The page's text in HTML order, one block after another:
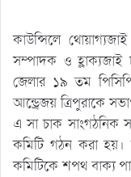
কাউন্সিলে
সম্পাদক ও হ্লাক্যজাই
জেলার ১৯ তম
আন্ড্রেজয় ত্রিপুরাকে
এ সা চাক সাংগঠনিক
কমিটি গঠন করা হয়।
কমিটিকে শপথ বাক্য